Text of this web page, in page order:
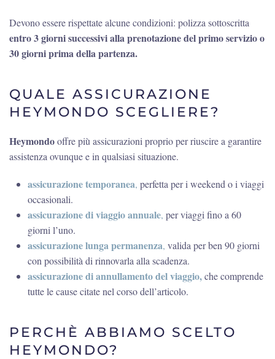
Devono essere rispettate alcune condizioni: polizza sottoscritta
entro 3 giorni successivi alla prenotazione del primo servizio o
30 giorni prima della partenza.
QUALE ASSICURAZIONE
HEYMONDO SCEGLIERE?
Heymondooffre più assicurazioni proprio per riuscire a garantire
assistenza ovunque e in qualsiasi situazione.
assicurazione temporanea, perfetta per i weekend o i viaggi
occasionali.
assicurazione di viaggio annuale, per viaggi fino a 60
giorni l’uno.
assicurazione lunga permanenza, valida per ben 90 giorni
con possibilità di rinnovarla alla scadenza.
assicurazione di annullamento del viaggio,che comprende
tutte le cause citate nel corso dell’articolo.
PERCHÈ ABBIAMO SCELTO
HEYMONDO?